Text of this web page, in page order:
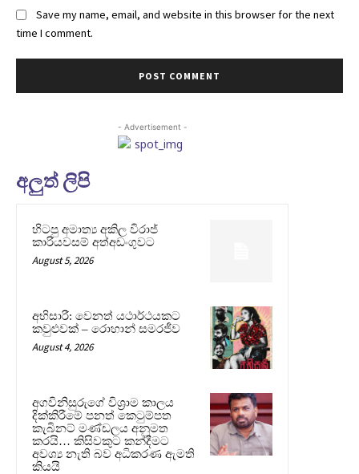
Save my name, email, and website in this browser for the next
time I comment.
- Advertisement -
අලුත් ලිපි
හිටපු අමාත්‍ය අකිල විරාජ්
කාරියවසම් අත්අඩංගුවට
August 5, 2026
අභිසාරී: වෙනත් යථාර්ථයකට
කවුළුවක් – රොහාන් සමරජීව
August 4, 2026
අගවිනිසුරුගේ විශ්‍රාම කාලය
දික්කිරීමේ පනත් කෙටුම්පත
කැබිනට් මණ්ඩලය අනුමත
කරයි… කිසිවකුට කන්දීමට
අවශ්‍ය නැති බව අධිකරණ ඇමති
කියයි